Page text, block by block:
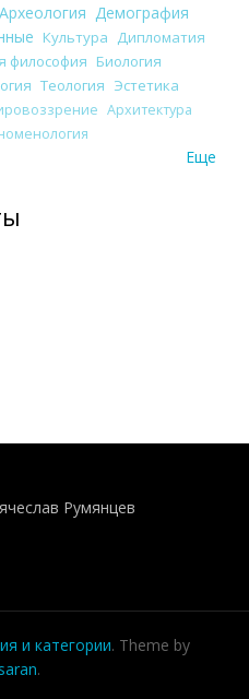
Археология Демография
Культура
Дипломатия
философия Биология
Теология Эстетика
Архитектура
Еще
Румянцев
и категории. Theme by
.